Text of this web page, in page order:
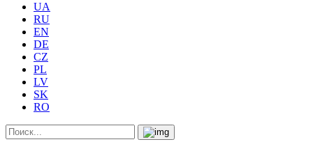
UA
RU
EN
DE
CZ
PL
LV
SK
RO